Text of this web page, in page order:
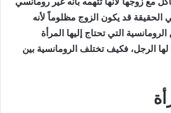
مع زوجها لأنها تتّهمه بأنه غير رومانسي
الحقيقة قد يكون الزوج مظلوماً لأنه
التي تحتاج إليها المرأة
لها الرجل، فكيف تختلف الرومانسية بين